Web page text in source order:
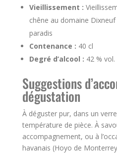
Vieillissement :
chêne au domaine
paradis
Contenance : 40 cl
Degré d’alcool : 42 % vol.
Suggestions
dégustation
À déguster pur, dans un
température de pièce. À
accompagnement, ou à
havanais (Hoyo de